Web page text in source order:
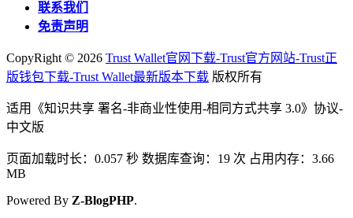
联系我们
免责声明
CopyRight © 2026 Trust Wallet官网下载-Trust官方网站-Trust正
版钱包下载-Trust Wallet最新版本下载 版权所有
适用《知识共享 署名-非商业性使用-相同方式共享 3.0》协议-
中文版
页面加载时长：0.057 秒 数据库查询：19 次 占用内存：3.66
MB
Powered By Z-BlogPHP.